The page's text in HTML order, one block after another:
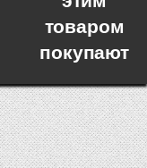
товаром
покупают